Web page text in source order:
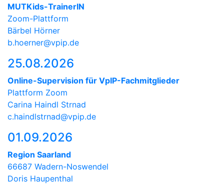
MUTKids-TrainerIN
Zoom-Plattform
Bärbel Hörner
b.hoerner@vpip.de
25.08.2026
Online-Supervision für VpIP-Fachmitglieder
Plattform Zoom
Carina Haindl Strnad
c.haindlstrnad@vpip.de
01.09.2026
Region Saarland
66687 Wadern-Noswendel
Doris Haupenthal